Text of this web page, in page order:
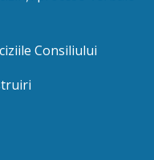
Consiliului